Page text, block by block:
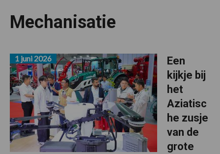
Mechanisatie
Een
kijkje bij
het
Aziatisc
he zusje
van de
grote
1 juni 2026